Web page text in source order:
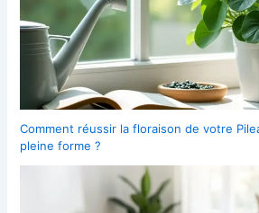
Comment réussir la floraison de votre
pleine forme ?